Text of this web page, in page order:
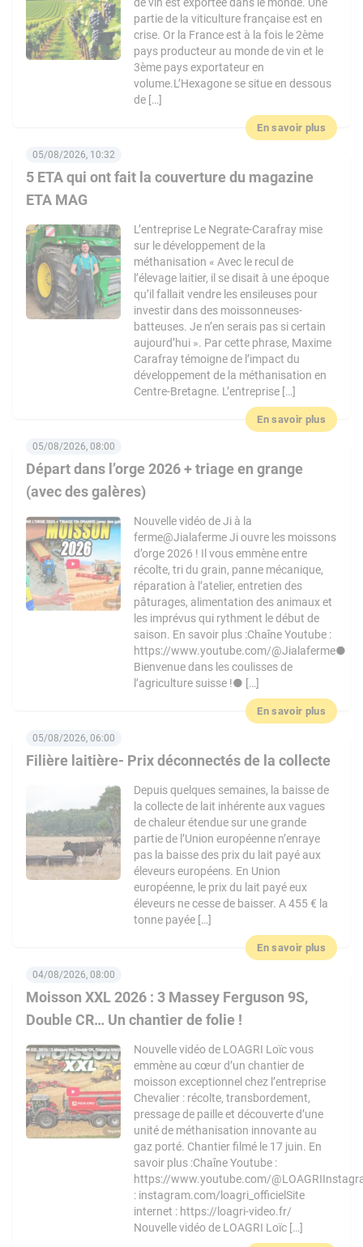
partie de la viticulture française est en
crise. Or la France est à la fois le 2ème
pays producteur au monde de vin et le
3ème pays exportateur en
volume.L’Hexagone se situe en dessous
de […]
En savoir plus
5 ETA qui ont fait la couverture du magazine
ETA MAG
05/08/2026, 10:32
L’entreprise Le Negrate-Carafray mise
sur le développement de la
méthanisation « Avec le recul de
l’élevage laitier, il se disait à une époque
qu’il fallait vendre les ensileuses pour
investir dans des moissonneuses-
batteuses. Je n’en serais pas si certain
aujourd’hui ». Par cette phrase, Maxime
Carafray témoigne de l’impact du
développement de la méthanisation en
Centre-Bretagne. L’entreprise […]
En savoir plus
Départ dans l’orge 2026 + triage en grange
(avec des galères)
05/08/2026, 08:00
Nouvelle vidéo de Ji à la
ferme@Jialaferme Ji ouvre les moissons
d’orge 2026 ! Il vous emmène entre
récolte, tri du grain, panne mécanique,
réparation à l’atelier, entretien des
pâturages, alimentation des animaux et
les imprévus qui rythment le début de
saison. En savoir plus :Chaîne Youtube :
https://www.youtube.com/@Jialaferme●
Bienvenue dans les coulisses de
l’agriculture suisse !● […]
En savoir plus
Filière laitière- Prix déconnectés de la collecte
05/08/2026, 06:00
Depuis quelques semaines, la baisse de
la collecte de lait inhérente aux vagues
de chaleur étendue sur une grande
partie de l’Union européenne n’enraye
pas la baisse des prix du lait payé aux
éleveurs européens. En Union
européenne, le prix du lait payé eux
éleveurs ne cesse de baisser. A 455 € la
tonne payée […]
En savoir plus
Moisson XXL 2026 : 3 Massey Ferguson 9S,
Double CR… Un chantier de folie !
04/08/2026, 08:00
Nouvelle vidéo de LOAGRI Loïc vous
emmène au cœur d’un chantier de
moisson exceptionnel chez l’entreprise
Chevalier : récolte, transbordement,
pressage de paille et découverte d’une
unité de méthanisation innovante au
gaz porté. Chantier filmé le 17 juin. En
savoir plus :Chaîne Youtube :
https://www.youtube.com/
: instagram.com/loagri_officielSite
internet : https://loagri-video.fr/
Nouvelle vidéo de LOAGRI Loïc […]